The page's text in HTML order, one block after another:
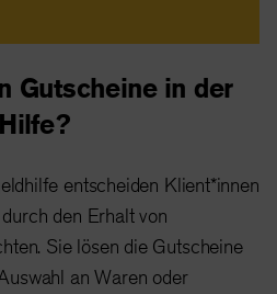
Gutscheine in der
entscheiden Klient*innen
den Erhalt von
Sie lösen die Gutscheine
an Waren oder